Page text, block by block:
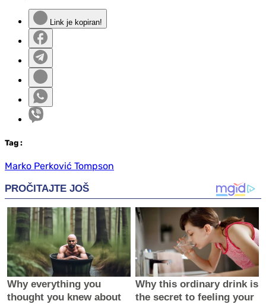
Link je kopiran!
Tag :
Marko Perković Tompson